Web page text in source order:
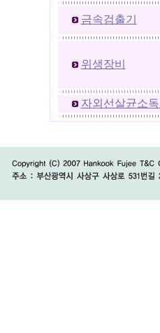
금속검출기
위생장비
자외선살균소